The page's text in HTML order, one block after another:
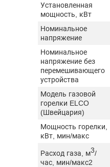
Установленная
мощность, кВт
Номинальное
напряжение
Номинальное
напряжение без
перемешивающего
устройства
Модель газовой
горелки ELCO
(Швейцария)
Мощность горелки,
кВт, мин/макс
Расход газа, м3/
час, мин/макс2